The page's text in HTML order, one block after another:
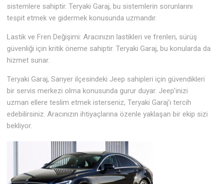
sistemlere sahiptir. Teryaki Garaj, bu sistemlerin sorunlarını
tespit etmek ve gidermek konusunda uzmandır.
Lastik ve Fren Değişimi: Aracınızın lastikleri ve frenleri, sürüş
güvenliği için kritik öneme sahiptir. Teryaki Garaj, bu konularda da
hizmet sunar.
Teryaki Garaj, Sarıyer ilçesindeki Jeep sahipleri için güvendikleri
bir servis merkezi olma konusunda gurur duyar. Jeep’inizi
uzman ellere teslim etmek isterseniz, Teryaki Garaj’ı tercih
edebilirsiniz. Aracınızın ihtiyaçlarına özenle yaklaşan bir ekip sizi
bekliyor.